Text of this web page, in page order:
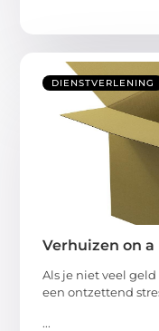
DIENSTVERLENING
Verhuizen on
Als je niet veel
een ontzettend
...